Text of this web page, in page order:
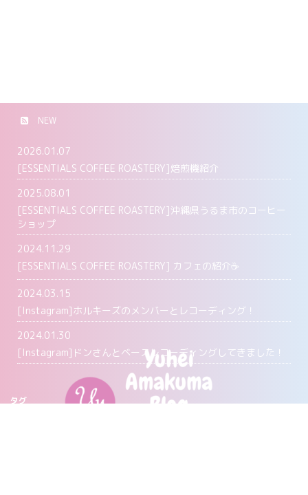
NEW
2026.01.07
[ESSENTIALS COFFEE ROASTERY]焙煎機紹介
2025.08.01
[ESSENTIALS COFFEE ROASTERY]沖縄県うるま市のコーヒー
ショップ
2024.11.29
[ESSENTIALS COFFEE ROASTERY] カフェの紹介☕️
2024.03.15
[Instagram]ホルキーズのメンバーとレコーディング！
2024.01.30
[Instagram]ドンさんとベースレコーディングしてきました！
タグ